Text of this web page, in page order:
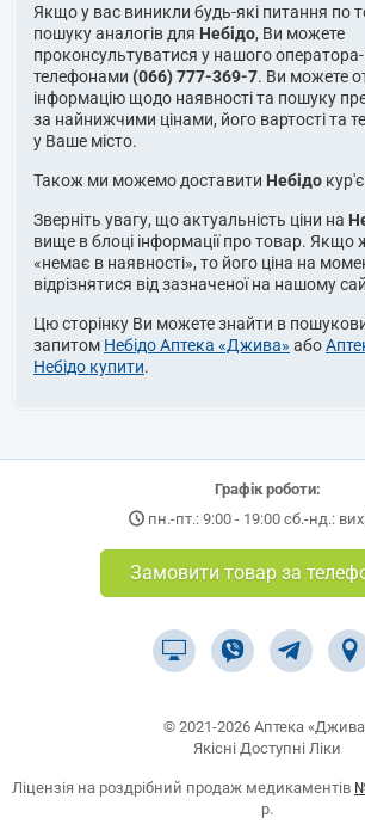
Якщо у вас виникли будь-які питання по
пошуку аналогів для Небідо, Ви можете
проконсультуватися у нашого оператора-
телефонами (066) 777-369-7. Ви можете
інформацію щодо наявності та пошуку
за найнижчими цінами, його вартості та
у Ваше місто.
Також ми можемо доставити Небідо
Зверніть увагу, що актуальність ціни на
вище в блоці інформації про товар. Якщо
«немає в наявності», то його ціна на
відрізнятися від зазначеної на нашому
Цю сторінку Ви можете знайти в
запитом Небідо Аптека «Джива» або
Небідо купити.
Графік роботи:
пн.-пт.: 9:00 - 19:00 сб.-нд.:
Замовити товар за
© 2021-2026 Аптека
Якісні Доступні Ліки
Ліцензія на роздрібний продаж медикаментів
р.